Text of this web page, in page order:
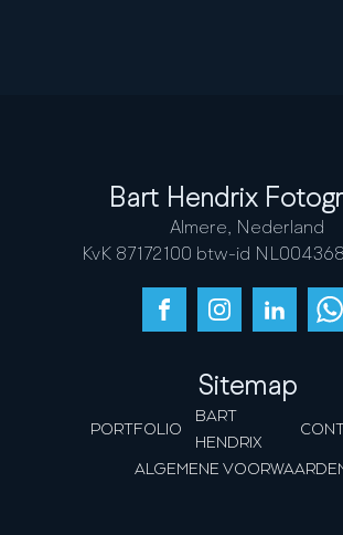
Bart Hendrix
Almere, Nederland
KvK 87172100 btw-id
Sitemap
PORTFOLIO
BART
HENDRIX
ALGEMENE